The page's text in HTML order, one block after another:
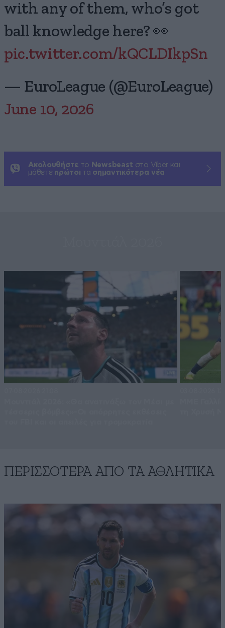
with any of them, who’s got
ball knowledge here? 👀
pic.twitter.com/kQCLDIkpSn
— EuroLeague (@EuroLeague)
June 10, 2026
Ακολουθήστε το Newsbeast στο Viber και
μάθετε πρώτοι τα σημαντικότερα νέα
ΠΕΡΙΣΣΟΤΕΡΑ ΑΠΟ ΤA ΑΘΛΗΤΙΚΑ